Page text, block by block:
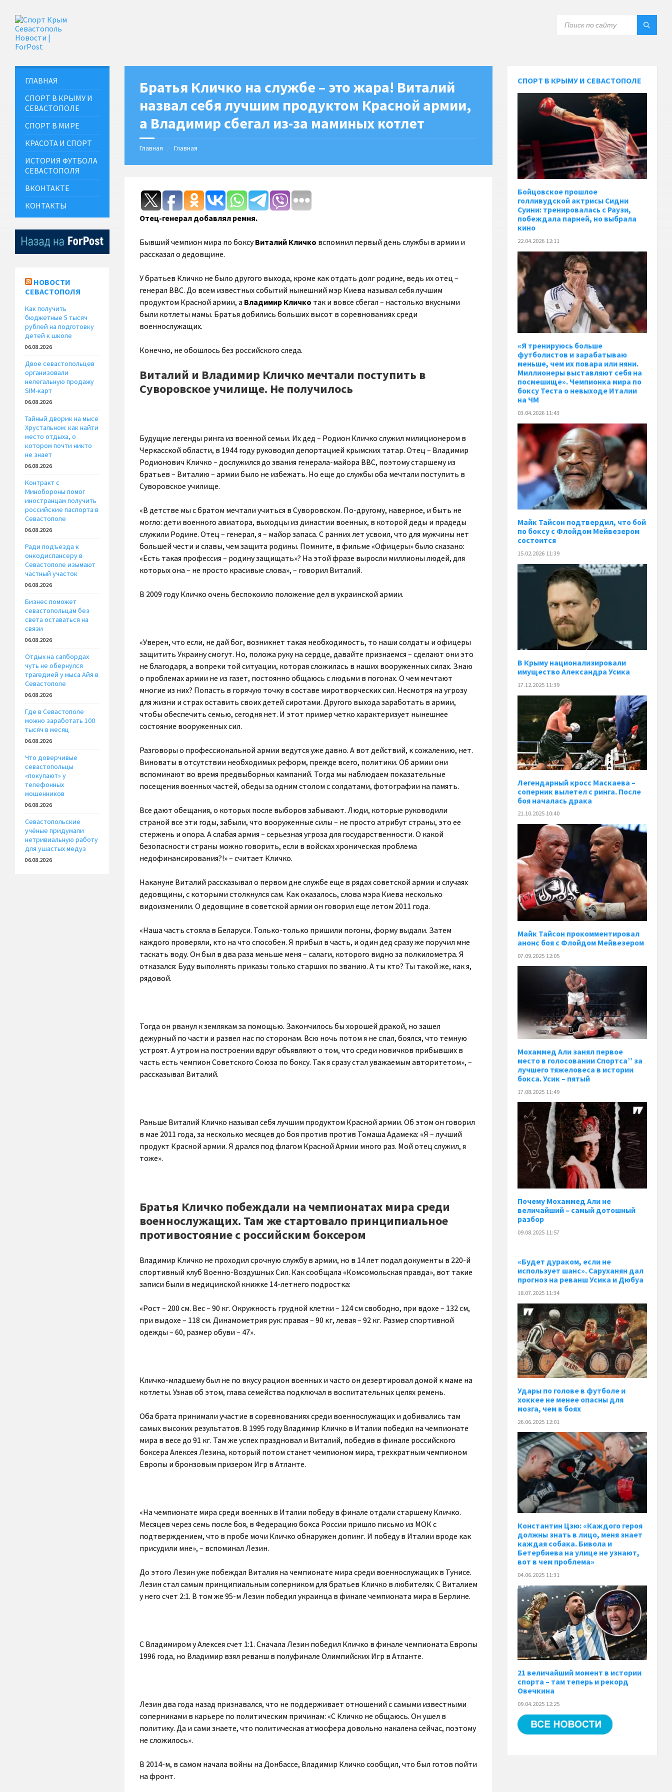
Братья Кличко на службе – это жара! Виталий
назвал себя лучшим продуктом Красной армии,
а Владимир сбегал из-за маминых котлет
Главная Главная
Отец-генерал добавлял ремня.
Бывший чемпион мира по боксуВиталий Кличко вспомнил первый день службы в армии и
рассказал о дедовщине.
У братьев Кличко не было другого выхода, кроме как отдать долг родине, ведь их отец –
генерал ВВС. До всем известных событий нынешний мэр Киева называл себя лучшим
продуктом Красной армии, а Владимир Кличко так и вовсе сбегал – настолько вкусными
были котлеты мамы. Братья добились больших высот в соревнованиях среди
военнослужащих.
Конечно, не обошлось без российского следа.
Виталий и Владимир Кличко мечтали поступить в
Суворовское училище. Не получилось
Будущие легенды ринга из военной семьи. Их дед – Родион Кличко служил милиционером в
Черкасской области, в 1944 году руководил депортацией крымских татар. Отец – Владимир
Родионович Кличко – дослужился до звания генерала-майора ВВС, поэтому старшему из
братьев – Виталию – армии было не избежать. Но еще до службы оба мечтали поступить в
Суворовское училище.
«В детстве мы с братом мечтали учиться в Суворовском. По-другому, наверное, и быть не
могло: дети военного авиатора, выходцы из династии военных, в которой деды и прадеды
служили Родине. Отец – генерал, я – майор запаса. С ранних лет усвоил, что для мужчины нет
большей чести и славы, чем защита родины. Помните, в фильме «Офицеры» было сказано:
«Есть такая профессия – родину защищать»? На этой фразе выросли миллионы людей, для
которых она – не просто красивые слова», – говорил Виталий.
В 2009 году Кличко очень беспокоило положение дел в украинской армии.
«Уверен, что если, не дай бог, возникнет такая необходимость, то наши солдаты и офицеры
защитить Украину смогут. Но, положа руку на сердце, давайте признаемся – сделают они это
не благодаря, а вопреки той ситуации, которая сложилась в наших вооруженных силах. Знаю
о проблемах армии не из газет, постоянно общаюсь с людьми в погонах. О чем мечтают
многие из них? Попасть в горячую точку в составе миротворческих сил. Несмотря на угрозу
для жизни и страх оставить своих детей сиротами. Другого выхода заработать в армии,
чтобы обеспечить семью, сегодня нет. И этот пример четко характеризует нынешнее
состояние вооруженных сил.
Разговоры о профессиональной армии ведутся уже давно. А вот действий, к сожалению, нет.
Виноваты в отсутствии необходимых реформ, прежде всего, политики. Об армии они
вспоминают во время предвыборных кампаний. Тогда мы наблюдаем показательные
посещения военных частей, обеды за одним столом с солдатами, фотографии на память.
Все дают обещания, о которых после выборов забывают. Люди, которые руководили
страной все эти годы, забыли, что вооруженные силы – не просто атрибут страны, это ее
стержень и опора. А слабая армия – серьезная угроза для государственности. О какой
безопасности страны можно говорить, если в войсках хроническая проблема
недофинансирования?!» – считает Кличко.
Накануне Виталий рассказывал о первом дне службе еще в рядах советской армии и случаях
дедовщины, с которыми столкнулся сам. Как оказалось, слова мэра Киева несколько
видоизменили. О дедовщине в советской армии он говорил еще летом 2011 года.
«Наша часть стояла в Беларуси. Только-только пришили погоны, форму выдали. Затем
каждого проверяли, кто на что способен. Я прибыл в часть, и один дед сразу же поручил мне
таскать воду. Он был в два раза меньше меня – салаги, которого видно за полкилометра. Я
отказался: Буду выполнять приказы только старших по званию. А ты кто? Ты такой же, как я,
рядовой.
Тогда он рванул к землякам за помощью. Закончилось бы хорошей дракой, но зашел
дежурный по части и развел нас по сторонам. Всю ночь потом я не спал, боялся, что темную
устроят. А утром на построении вдруг объявляют о том, что среди новичков прибывших в
часть есть чемпион Советского Союза по боксу. Так я сразу стал уважаемым авторитетом», –
рассказывал Виталий.
Раньше Виталий Кличко называл себя лучшим продуктом Красной армии. Об этом он говорил
в мае 2011 года, за несколько месяцев до боя против против Томаша Адамека: «Я – лучший
продукт Красной армии. Я дрался под флагом Красной Армии много раз. Мой отец служил, я
тоже».
Братья Кличко побеждали на чемпионатах мира среди
военнослужащих. Там же стартовало принципиальное
противостояние с российским боксером
Владимир Кличко не проходил срочную службу в армии, но в 14 лет подал документы в 220-й
спортивный клуб Военно-Воздушных Сил. Как сообщала «Комсомольская правда», вот такие
записи были в медицинской книжке 14-летнего подростка:
«Рост – 200 см. Вес – 90 кг. Окружность грудной клетки – 124 см свободно, при вдохе – 132 см,
при выдохе – 118 см. Динамометрия рук: правая – 90 кг, левая – 92 кг. Размер спортивной
одежды – 60, размер обуви – 47».
Кличко-младшему был не по вкусу рацион военных и часто он дезертировал домой к маме на
котлеты. Узнав об этом, глава семейства подключал в воспитательных целях ремень.
Оба брата принимали участие в соревнованиях среди военнослужащих и добивались там
самых высоких результатов. В 1995 году Владимир Кличко в Италии победил на чемпионате
мира в весе до 91 кг. Там же успех праздновал и Виталий, победив в финале российского
боксера Алексея Лезина, который потом станет чемпионом мира, трехкратным чемпионом
Европы и бронзовым призером Игр в Атланте.
«На чемпионате мира среди военных в Италии победу в финале отдали старшему Кличко.
Месяцев через семь после боя, в Федерацию бокса России пришло письмо из МОК с
подтверждением, что в пробе мочи Кличко обнаружен допинг. И победу в Италии вроде как
присудили мне», – вспоминал Лезин.
До этого Лезин уже побеждал Виталия на чемпионате мира среди военнослужащих в Тунисе.
Лезин стал самым принципиальным соперником для братьев Кличко в любителях. С Виталием
у него счет 2:1. В том же 95-м Лезин победил украинца в финале чемпионата мира в Берлине.
С Владимиром у Алексея счет 1:1. Сначала Лезин победил Кличко в финале чемпионата Европы
1996 года, но Владимир взял реванш в полуфинале Олимпийских Игр в Атланте.
Лезин два года назад признавался, что не поддерживает отношений с самыми известными
соперниками в карьере по политическим причинам: «С Кличко не общаюсь. Он ушел в
политику. Да и сами знаете, что политическая атмосфера довольно накалена сейчас, поэтому
не сложилось».
В 2014-м, в самом начала войны на Донбассе, Владимир Кличко сообщил, что был готов пойти
на фронт.
ГЛАВНАЯ
СПОРТ В КРЫМУ И
СЕВАСТОПОЛЕ
СПОРТ В МИРЕ
КРАСОТА И СПОРТ
ИСТОРИЯ ФУТБОЛА
СЕВАСТОПОЛЯ
ВКОНТАКТЕ
КОНТАКТЫ
НОВОСТИ
СЕВАСТОПОЛЯ
Как получить
бюджетные 5 тысяч
рублей на подготовку
детей к школе
06.08.2026
Двое севастопольцев
организовали
нелегальную продажу
SIM-карт
06.08.2026
Тайный дворик на мысе
Хрустальном: как найти
место отдыха, о
котором почти никто
не знает
06.08.2026
Контракт с
Минобороны помог
иностранцам получить
российские паспорта в
Севастополе
06.08.2026
Ради подъезда к
онкодиспансеру в
Севастополе изымают
частный участок
06.08.2026
Бизнес поможет
севастопольцам без
света оставаться на
связи
06.08.2026
Отдых на сапбордах
чуть не обернулся
трагедией у мыса Айя в
Севастополе
06.08.2026
Где в Севастополе
можно заработать 100
тысяч в месяц
06.08.2026
Что доверчивые
севастопольцы
«покупают» у
телефонных
мошенников
06.08.2026
Севастопольские
учёные придумали
нетривиальную работу
для ушастых медуз
06.08.2026
СПОРТ В КРЫМУ И СЕВАСТОПОЛЕ
Бойцовское прошлое
голливудской актрисы Сидни
Суини: тренировалась с Раузи,
побеждала парней, но выбрала
кино
22.04.2026 12:11
«Я тренируюсь больше
футболистов и зарабатываю
меньше, чем их повара или няни.
Миллионеры выставляют себя на
посмешище». Чемпионка мира по
боксу Теста о невыходе Италии
на ЧМ
03.04.2026 11:43
Майк Тайсон подтвердил, что бой
по боксу с Флойдом Мейвезером
состоится
15.02.2026 11:39
В Крыму национализировали
имущество Александра Усика
17.12.2025 11:39
Легендарный кросс Маскаева –
соперник вылетел с ринга. После
боя началась драка
21.10.2025 10:40
Майк Тайсон прокомментировал
анонс боя с Флойдом Мейвезером
07.09.2025 12:05
Мохаммед Али занял первое
место в голосовании Спортса’’ за
лучшего тяжеловеса в истории
бокса. Усик – пятый
17.08.2025 11:49
Почему Мохаммед Али не
величайший – самый дотошный
разбор
09.08.2025 11:57
«Будет дураком, если не
использует шанс». Саруханян дал
прогноз на реванш Усика и Дюбуа
18.07.2025 11:34
Удары по голове в футболе и
хоккее не менее опасны для
мозга, чем в боях
26.06.2025 12:01
Константин Цзю: «Каждого героя
должны знать в лицо, меня знает
каждая собака. Бивола и
Бетербиева на улице не узнают,
вот в чем проблема»
04.06.2025 11:31
21 величайший момент в истории
спорта – там теперь и рекорд
Овечкина
09.04.2025 12:25